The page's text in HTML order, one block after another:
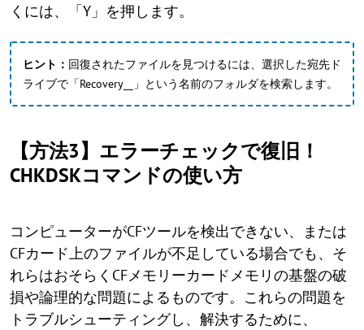
くには、「Y」を押します。
ヒント： 回復されたファイルを見つけるには、選択した宛先ド
ライブで「Recovery__」という名前のフォルダを検索します。
【方法3】エラーチェックで復旧！
CHKDSKコマンドの使い方
コンピューターがCFツールを検出できない、または
CFカード上のファイルが不足している場合でも、そ
れらはおそらくCFメモリーカードメモリの基盤の破
損や論理的な問題によるものです。これらの問題を
トラブルシューティングし、解決するために、